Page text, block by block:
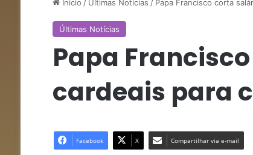
Início / Últimas Notícias / Papa Francisco corta
Últimas Notícias
Papa
cardeais para
Facebook X Compartilhar via e-mail